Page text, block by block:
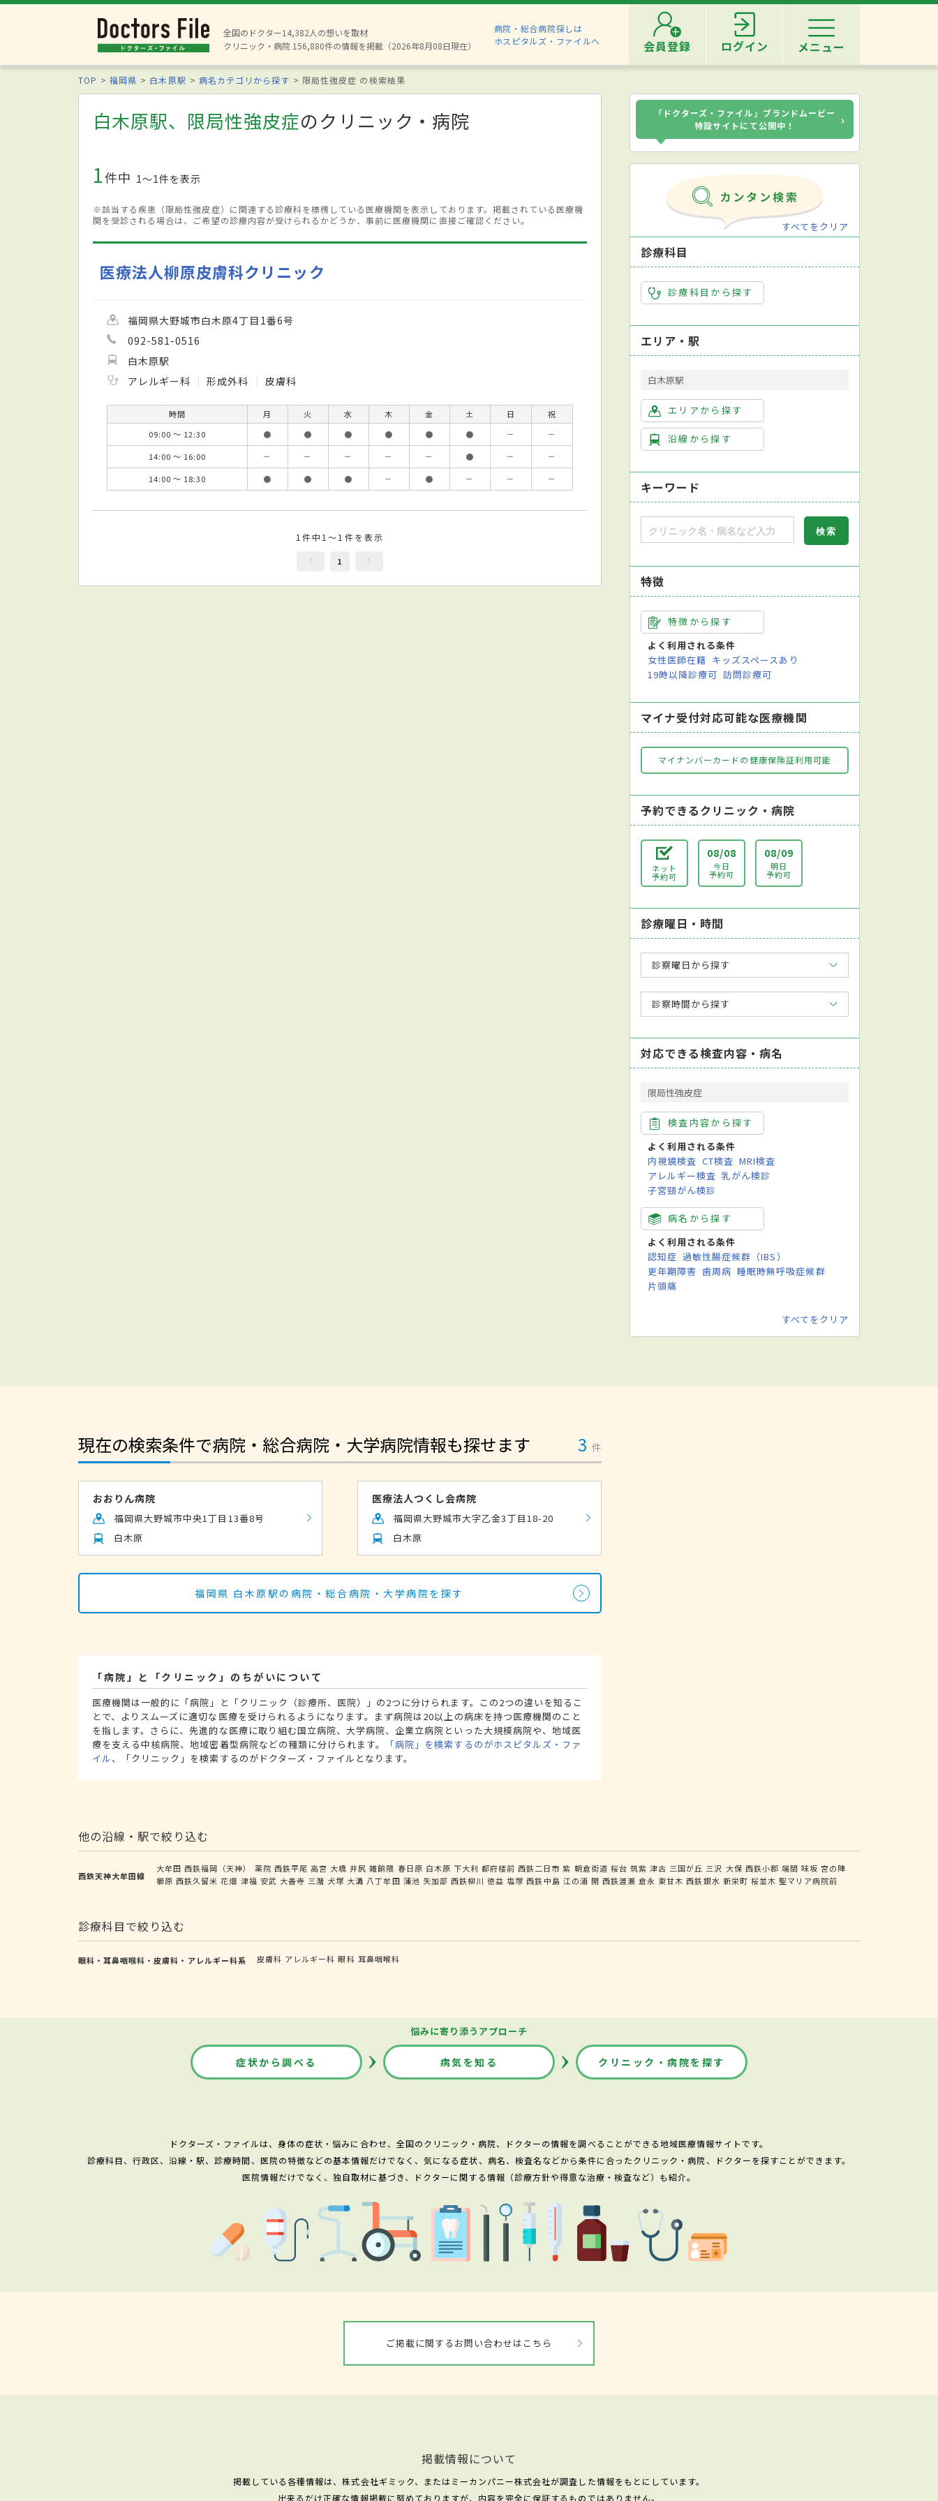
全国のドクター14,382人の想いを取材
クリニック・病院 156,880件の情報を掲載（2026年8月08日現在）
病院・総合病院探しは
ホスピタルズ・ファイルへ
会員登録 ログイン メニュー
TOP 福岡県 白木原駅 病名カテゴリから探す 限局性強皮症 の検索結果
白木原駅、限局性強皮症のクリニック・病院
1件中 1〜1件を表示
※該当する疾患（限局性強皮症）に関連する診療科を標榜している医療機関を表示しております。掲載されている医療機
関を受診される場合は、ご希望の診療内容が受けられるかどうか、事前に医療機関に直接ご確認ください。
医療法人柳原皮膚科クリニック
福岡県大野城市白木原4丁目1番6号
092-581-0516
白木原駅
アレルギー科
形成外科 皮膚科
時間 月 火 水 木 金 土 日
祝
09:00 ～ 12:30
● ● ● ● ● ● －
－
14:00 ～ 16:00
－ － － － － ● －
－
14:00 ～ 18:30
● ● ● － ● － － －
1件中1～1件を表示
1
「ドクターズ・ファイル」ブランドムービー
特設サイトにて公開中！
›
すべてをクリア
診療科目
診療科目から探す
エリア・駅
白木原駅
エリアから探す
沿線から探す
キーワード
特徴
特徴から探す
よく利用される条件
女性医師在籍 キッズスペースあり
19時以降診療可 訪問診療可
マイナ受付対応可能な医療機関
マイナンバーカードの健康保険証利用可能
予約できるクリニック・病院
ネット
予約可
08/08
今日
予約可
08/09
明日
予約可
診療曜日・時間
診察曜日から探す
診察時間から探す
対応できる検査内容・病名
限局性強皮症
検査内容から探す
よく利用される条件
内視鏡検査 CT検査 MRI検査
アレルギー検査 乳がん検診
子宮頸がん検診
病名から探す
よく利用される条件
認知症 過敏性腸症候群（IBS）
更年期障害 歯周病 睡眠時無呼吸症候群
片頭痛
すべてをクリア
現在の検索条件で病院・総合病院・大学病院情報も探せます 3 件
おおりん病院
福岡県大野城市中央1丁目13番8号
白木原
医療法人つくし会病院
福岡県大野城市大字乙金3丁目18-20
白木原
福岡県 白木原駅の病院・総合病院・大学病院を探す
「病院」と「クリニック」のちがいについて
医療機関は一般的に「病院」と「クリニック（診療所、医院）」の2つに分けられます。この2つの違いを知るこ
とで、よりスムーズに適切な医療を受けられるようになります。まず病院は20以上の病床を持つ医療機関のこと
を指します。さらに、先進的な医療に取り組む国立病院、大学病院、企業立病院といった大規模病院や、地域医
療を支える中核病院、地域密着型病院などの種類に分けられます。
「病院」を検索するのがホスピタルズ・ファ
イル、「クリニック」を検索するのがドクターズ・ファイルとなります。
他の沿線・駅で絞り込む
西鉄天神大牟田線
大牟田 西鉄福岡（天神） 薬院 西鉄平尾 高宮 大橋 井尻 雑餉隈 春日原 白木原 下大利 都府楼前 西鉄二日市 紫 朝倉街道 桜台 筑紫 津古 三国が丘 三沢 大保 西鉄小郡 端間 味坂 宮の陣
櫛原 西鉄久留米 花畑 津福 安武 大善寺 三潴 犬塚 大溝 八丁牟田 蒲池 矢加部 西鉄柳川 徳益 塩塚 西鉄中島 江の浦 開 西鉄渡瀬 倉永 東甘木 西鉄銀水 新栄町 桜並木 聖マリア病院前
診療科目で絞り込む
眼科・耳鼻咽喉科・皮膚科・アレルギー科系 皮膚科 アレルギー科 眼科 耳鼻咽喉科
悩みに寄り添うアプローチ
症状から調べる 病気を知る クリニック・病院を探す
ドクターズ・ファイルは、身体の症状・悩みに合わせ、全国のクリニック・病院、ドクターの情報を調べることができる地域医療情報サイトです。
診療科目、行政区、沿線・駅、診療時間、医院の特徴などの基本情報だけでなく、気になる症状、病名、検査名などから条件に合ったクリニック・病院、ドクターを探すことができます。
医院情報だけでなく、独自取材に基づき、ドクターに関する情報（診療方針や得意な治療・検査など）も紹介。
ご掲載に関するお問い合わせはこちら
掲載情報について
掲載している各種情報は、株式会社ギミック、またはミーカンパニー株式会社が調査した情報をもとにしています。
出来るだけ正確な情報掲載に努めておりますが、内容を完全に保証するものではありません。